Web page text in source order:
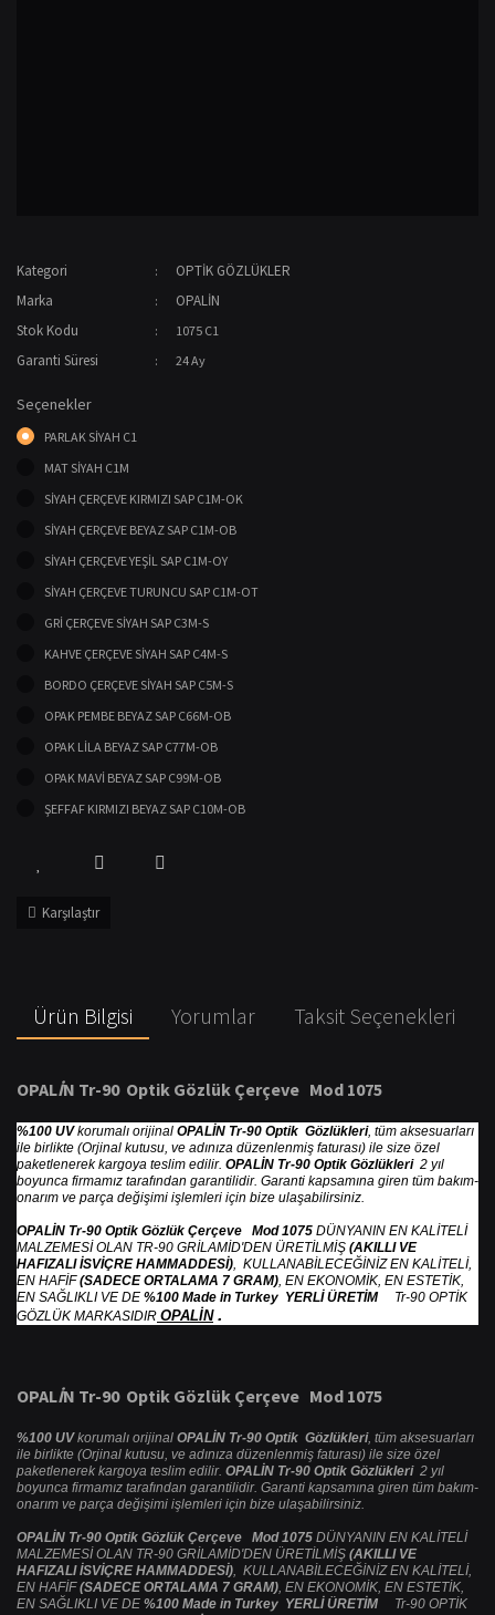
Kategori
OPTİK GÖZLÜKLER
Marka
OPALİN
Stok Kodu
1075 C1
Garanti Süresi 24 Ay
Seçenekler
PARLAK SİYAH C1
MAT SİYAH C1M
SİYAH ÇERÇEVE KIRMIZI SAP C1M-OK
SİYAH ÇERÇEVE BEYAZ SAP C1M-OB
SİYAH ÇERÇEVE YEŞİL SAP C1M-OY
SİYAH ÇERÇEVE TURUNCU SAP C1M-OT
GRİ ÇERÇEVE SİYAH SAP C3M-S
KAHVE ÇERÇEVE SİYAH SAP C4M-S
BORDO ÇERÇEVE SİYAH SAP C5M-S
OPAK PEMBE BEYAZ SAP C66M-OB
OPAK LİLA BEYAZ SAP C77M-OB
OPAK MAVİ BEYAZ SAP C99M-OB
ŞEFFAF KIRMIZI BEYAZ SAP C10M-OB
Karşılaştır
Ürün Bilgisi Yorumlar Taksit Seçenekleri
OPALİN Tr-90 Optik Gözlük Çerçeve Mod 1075
%100 UVkorumalı orijinal OPALİN Tr-90 Optik Gözlükleri, tüm aksesuarları
ile birlikte (Orjinal kutusu, ve adınıza düzenlenmiş faturası) ile size özel
paketlenerek kargoya teslim edilir. OPALİN Tr-90 Optik Gözlükleri 2 yıl
boyunca firmamız tarafından garantilidir. Garanti kapsamına giren tüm bakım-
onarım ve parça değişimi işlemleri için bize ulaşabilirsiniz.
OPALİN Tr-90 Optik Gözlük Çerçeve Mod 1075 DÜNYANIN EN KALİTELİ
MALZEMESİ OLAN TR-90 GRİLAMİD'DEN ÜRETİLMİŞ (AKILLI VE
HAFIZALI İSVİÇRE HAMMADDESİ), KULLANABİLECEĞİNİZ EN KALİTELİ,
EN HAFİF(SADECE ORTALAMA 7 GRAM), EN EKONOMİK, EN ESTETİK,
EN SAĞLIKLI VE DE %100 Made in Turkey YERLİ ÜRETİMTr-90 OPTİK
GÖZLÜK MARKASIDIR OPALİN.
OPALİN Tr-90 Optik Gözlük Çerçeve Mod 1075
%100 UVkorumalı orijinal OPALİN Tr-90 Optik Gözlükleri, tüm aksesuarları
ile birlikte (Orjinal kutusu, ve adınıza düzenlenmiş faturası) ile size özel
paketlenerek kargoya teslim edilir. OPALİN Tr-90 Optik Gözlükleri 2 yıl
boyunca firmamız tarafından garantilidir. Garanti kapsamına giren tüm bakım-
onarım ve parça değişimi işlemleri için bize ulaşabilirsiniz.
OPALİN Tr-90 Optik Gözlük Çerçeve Mod 1075 DÜNYANIN EN KALİTELİ
MALZEMESİ OLAN TR-90 GRİLAMİD'DEN ÜRETİLMİŞ (AKILLI VE
HAFIZALI İSVİÇRE HAMMADDESİ), KULLANABİLECEĞİNİZ EN KALİTELİ,
EN HAFİF(SADECE ORTALAMA 7 GRAM), EN EKONOMİK, EN ESTETİK,
EN SAĞLIKLI VE DE %100 Made in Turkey YERLİ ÜRETİM Tr-90 OPTİK